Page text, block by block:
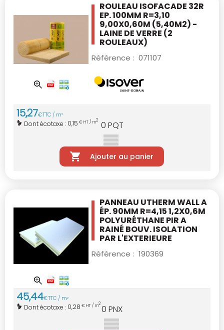
ROULEAU ISOFACADE 32R
EP. 100MM R=3,10
9,00X0,60M (5,40M2) -
LAINE DE VERRE (2
ROULEAUX)
Référence : 071107
15,27€TTC / m2
Dont écotaxe : 0,15 € HT / m2 0 PQT
Ajouter au panier
PANNEAU UTHERM WALL A
ÉP. 90MM R=4,151,2X0,6M
POLYURÉTHANE PIR A
RAINÉ BOUV.ISOLATION
PAR L'EXTERIEURE
Référence : 190369
45,44€TTC / m2
Dont écotaxe : 0,28 € HT / m20 PNX